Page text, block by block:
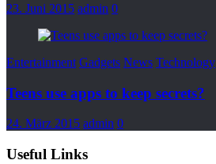
23. Juni 2015 admin 0
Entertainment Gadgets News Technology
Teens use apps to keep secrets?
24. März 2015 admin 0
Useful Links